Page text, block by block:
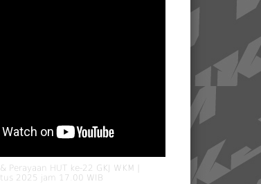
Perayaan HUT ke-22 GKJ WKM |
2025 jam 17.00 WIB